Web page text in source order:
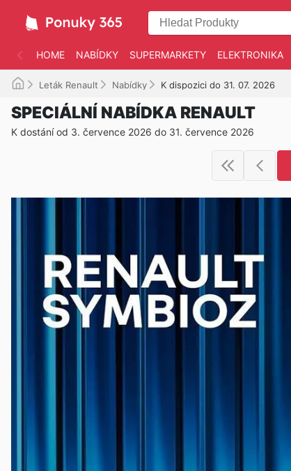
HOME NABÍDKY SUPERMARKETY ELEKTRONIKA
Leták Renault Nabídky K dispozici do 31. 07. 2026
SPECIÁLNÍ NABÍDKA RENAULT
K dostání od 3. července 2026 do 31. července 2026